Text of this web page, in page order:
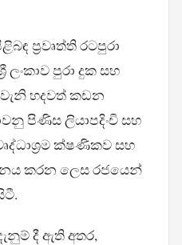
ප්‍රවෘත්ති රටපුරා
ලංකාව පුරා දුක සහ
හදවත් කඩන
පිණිස ලියාපදිංචි සහ
ක්ෂණිකව සහ
කරන ලෙස රජයෙන්
දී ඇති අතර,